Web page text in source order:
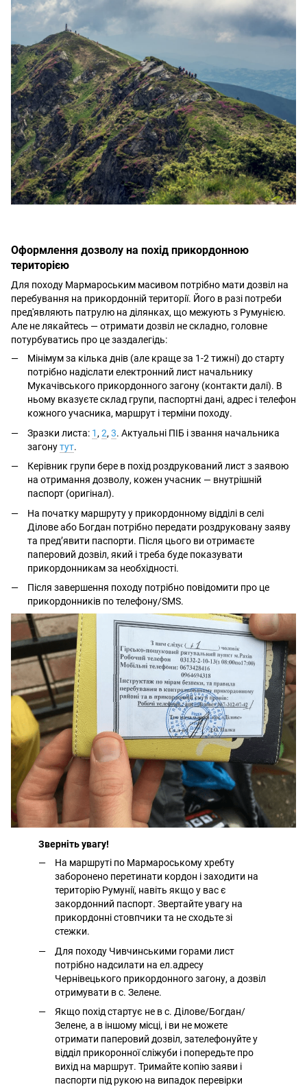
Оформлення дозволу на похід прикордонною
територією
Для походу Мармароським масивом потрібно мати дозвіл на
перебування на прикордонній території. Його в разі потреби
пред'являють патрулю на ділянках, що межують з Румунією.
Але не лякайтесь — отримати дозвіл не складно, головне
потурбуватись про це заздалегідь:
Мінімум за кілька днів (але краще за 1-2 тижні) до старту
потрібно надіслати електронний лист начальнику
Мукачівського прикордонного загону (контакти далі). В
ньому вказуєте склад групи, паспортні дані, адрес і телефон
кожного учасника, маршрут і терміни походу.
Зразки листа: 1 , 2, 3. Актуальні ПІБ і звання начальника
загонутут.
Керівник групи бере в похід роздрукований лист з заявою
на отримання дозволу, кожен учасник — внутрішній
паспорт (оригінал).
На початку маршруту у прикордонному відділі в селі
Ділове або Богдан потрібно передати роздруковану заяву
та пред’явити паспорти. Після цього ви отримаєте
паперовий дозвіл, який і треба буде показувати
прикордонникам за необхідності.
Після завершення походу потрібно повідомити про це
прикордонників по телефону/SMS.
Зверніть увагу!
На маршруті по Мармароському хребту
заборонено перетинати кордон і заходити на
територію Румунії, навіть якщо у вас є
закордонний паспорт. Звертайте увагу на
прикордонні стовпчики та не сходьте зі
стежки.
Для походу Чивчинськими горами лист
потрібно надсилати на ел.адресу
Чернівецького прикордонного загону, а дозвіл
отримувати в с. Зелене.
Якщо похід стартує не в с. Ділове/Богдан/
Зелене, а в іншому місці, і ви не можете
отримати паперовий дозвіл, зателефонуйте у
відділ прикоронної сліжуби і попередьте про
вихід на маршрут. Тримайте копію заяви і
паспорти під рукою на випадок перевірки